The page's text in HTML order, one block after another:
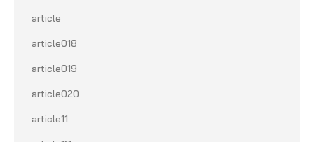
article
article018
article019
article020
article11